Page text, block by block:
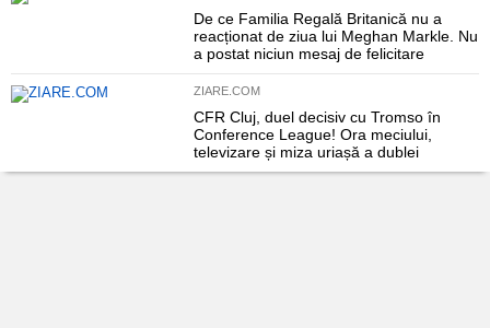
De ce Familia Regală Britanică nu a
reacționat de ziua lui Meghan Markle. Nu
a postat niciun mesaj de felicitare
ZIARE.COM
CFR Cluj, duel decisiv cu Tromso în
Conference League! Ora meciului,
televizare și miza uriașă a dublei